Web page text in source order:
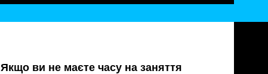
Якщо ви не маєте часу на заняття